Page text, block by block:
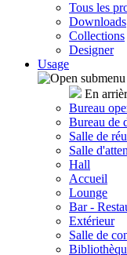
Tous les
Downloads
Collections
Designer
Usage
En
Bureau
Bureau de
Salle de
Salle
Hall
Accueil
Lounge
Bar -
Extérieur
Salle de